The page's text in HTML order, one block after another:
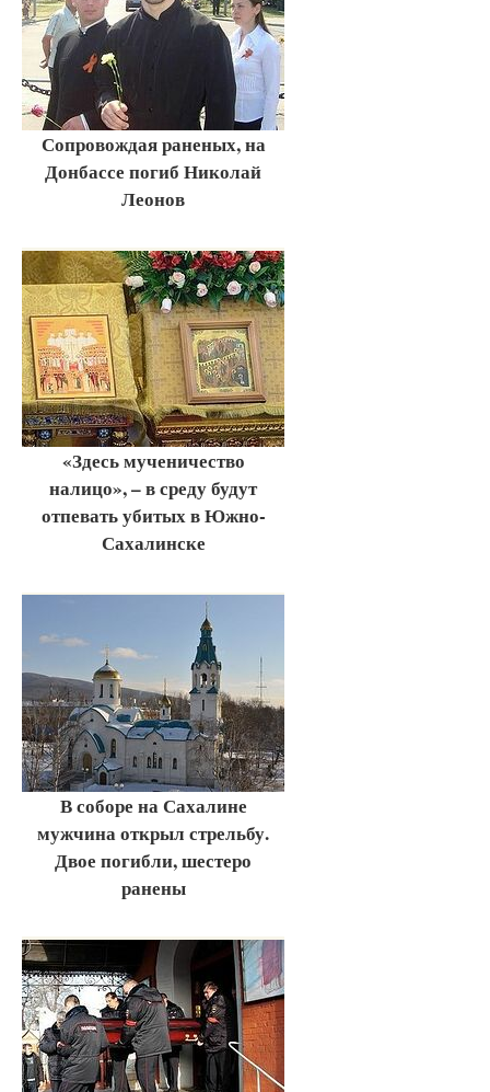
Сопровождая раненых, на
Донбассе погиб Николай
Леонов
«Здесь мученичество
налицо», – в среду будут
отпевать убитых в Южно-
Сахалинске
В соборе на Сахалине
мужчина открыл стрельбу.
Двое погибли, шестеро
ранены